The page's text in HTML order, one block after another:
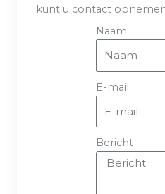
kunt u contact
Naam
E-mail
Bericht